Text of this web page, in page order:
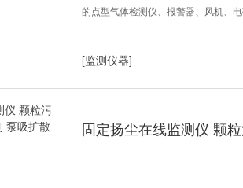
的点型气体检测仪、报警器、风机、
[监测仪器]
固定扬尘在线监测仪 颗